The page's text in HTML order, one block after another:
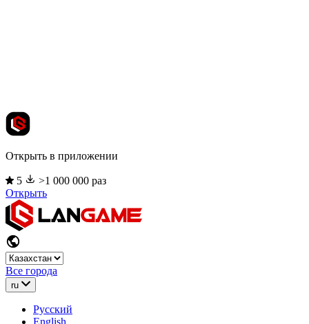
Открыть в приложении
5
>1 000 000 раз
Открыть
Все города
ru
Русский
English